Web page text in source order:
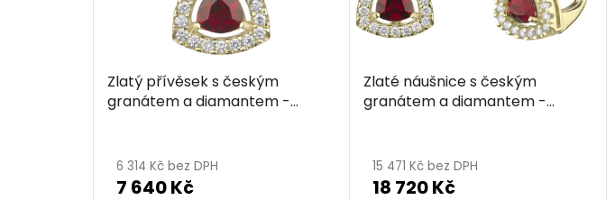
Zlatý přívěsek s českým
granátem a diamantem -
6 314 Kč bez DPH
7 640 Kč
Zlaté náušnice s českým
granátem a diamantem -
15 471 Kč bez DPH
18 720 Kč